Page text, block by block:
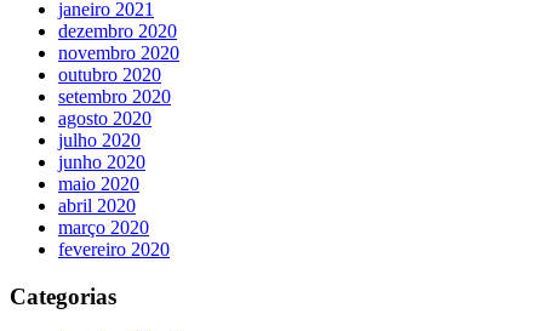
janeiro 2021
dezembro 2020
novembro 2020
outubro 2020
setembro 2020
agosto 2020
julho 2020
junho 2020
maio 2020
abril 2020
março 2020
fevereiro 2020
Categorias